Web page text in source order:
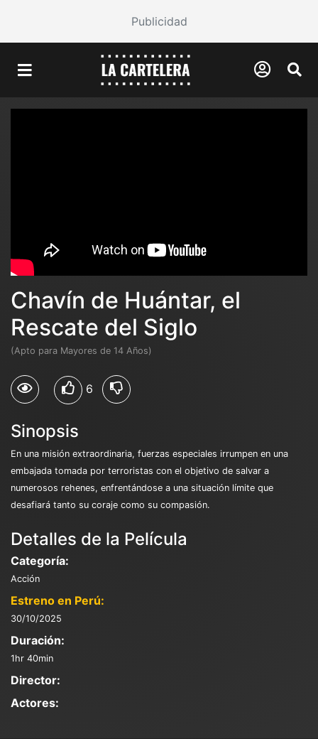
Publicidad
Chavín de Huántar, el
Rescate del Siglo
(Apto para Mayores de 14 Años)
6
Sinopsis
En una misión extraordinaria, fuerzas especiales irrumpen en una
embajada tomada por terroristas con el objetivo de salvar a
numerosos rehenes, enfrentándose a una situación límite que
desafiará tanto su coraje como su compasión.
Detalles de la Película
Categoría:
Acción
Estreno en Perú:
30/10/2025
Duración:
1hr 40min
Director:
Actores: